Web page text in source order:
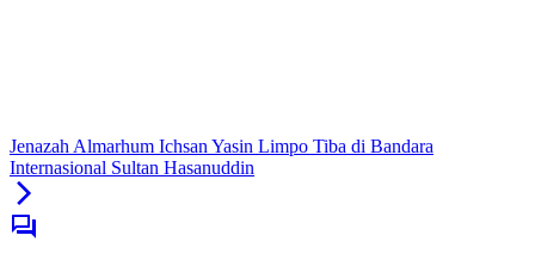
Jenazah Almarhum Ichsan Yasin Limpo Tiba di Bandara
Internasional Sultan Hasanuddin